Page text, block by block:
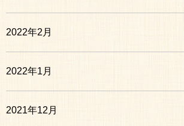
2022年2月
2022年1月
2021年12月